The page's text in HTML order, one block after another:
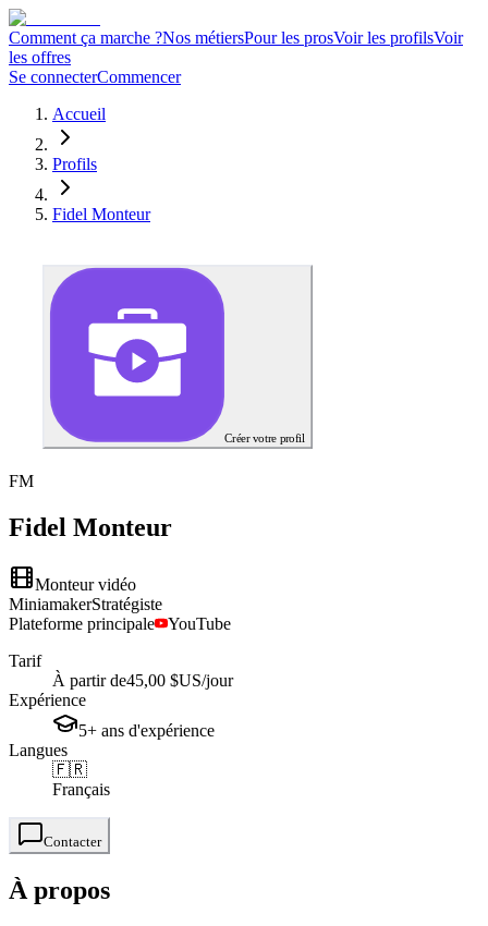
Comment ça marche ?Nos métiersPour les prosVoir les profilsVoir
les offres
Se connecterCommencer
Accueil
Profils
Fidel Monteur
Créer votre profil
FM
Fidel Monteur
Monteur vidéo
MiniamakerStratégiste
Plateforme principale
YouTube
Tarif
À partir de45,00 $US/jour
Expérience
5+ ans d'expérience
Langues
🇫🇷
Français
Contacter
À propos